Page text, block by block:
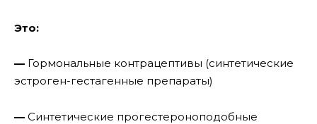
Это:
— Гормональные контрацептивы (синтетические
эстроген-гестагенные препараты)
— Синтетические прогестероноподобные